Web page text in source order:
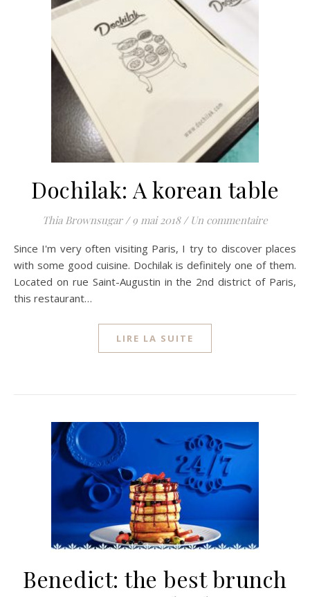
Dochilak: A korean table
Thia Brownsugar / 9 mai 2018 / Un commentaire
Since I'm very often visiting Paris, I try to discover places
with some good cuisine. Dochilak is definitely one of them.
Located on rue Saint-Augustin in the 2nd district of Paris,
this restaurant…
LIRE LA SUITE
Benedict: the best brunch